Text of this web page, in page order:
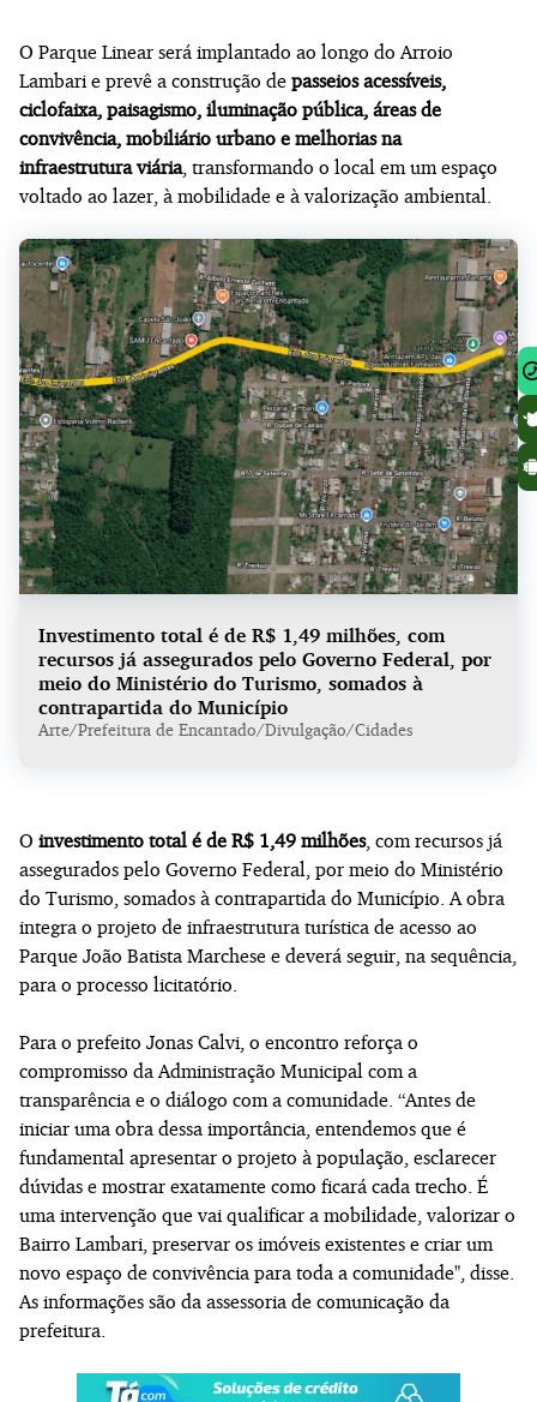
O Parque Linear será implantado ao longo do Arroio
Lambari e prevê a construção de passeios acessíveis,
ciclofaixa, paisagismo, iluminação pública, áreas de
convivência, mobiliário urbano e melhorias na
infraestrutura viária, transformando o local em um espaço
voltado ao lazer, à mobilidade e à valorização ambiental.
Investimento total é de R$ 1,49 milhões, com
recursos já assegurados pelo Governo Federal, por
meio do Ministério do Turismo, somados à
contrapartida do Município
Arte/Prefeitura de Encantado/Divulgação/Cidades
O investimento total é de R$ 1,49 milhões, com recursos já
assegurados pelo Governo Federal, por meio do Ministério
do Turismo, somados à contrapartida do Município. A obra
integra o projeto de infraestrutura turística de acesso ao
Parque João Batista Marchese e deverá seguir, na sequência,
para o processo licitatório.
Para o prefeito Jonas Calvi, o encontro reforça o
compromisso da Administração Municipal com a
transparência e o diálogo com a comunidade. “Antes de
iniciar uma obra dessa importância, entendemos que é
fundamental apresentar o projeto à população, esclarecer
dúvidas e mostrar exatamente como ficará cada trecho. É
uma intervenção que vai qualificar a mobilidade, valorizar o
Bairro Lambari, preservar os imóveis existentes e criar um
novo espaço de convivência para toda a comunidade", disse.
As informações são da assessoria de comunicação da
prefeitura.